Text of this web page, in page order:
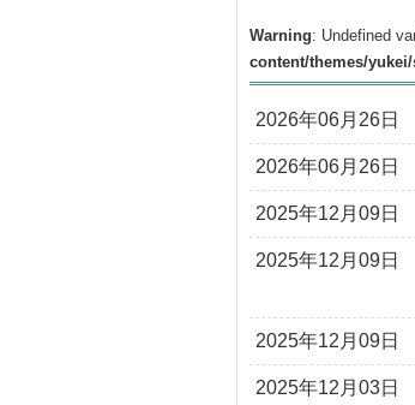
Warning: Undefined
content/themes/
2026年06月26日
2026年06月26日
2025年12月09日
2025年12月09日
2025年12月09日
2025年12月03日